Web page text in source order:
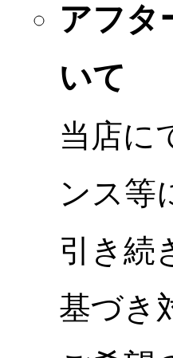
アフタ
いて
当店に
ンス等
引き続
基づき